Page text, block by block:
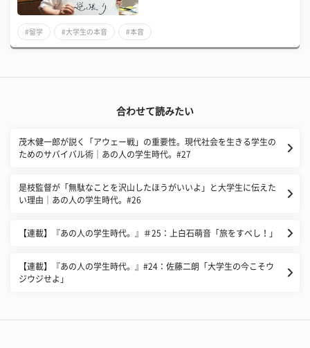
#留学 #大学生の本音 #本音
合わせて読みたい
茂木健一郎が説く「アウェー戦」の重要性。現代社会を生きる学生の
ためのサバイバル術｜あの人の学生時代。#27
是枝監督が「無駄なことを沢山したほうがいいよ」と大学生に伝えた
い理由｜あの人の学生時代。#26
【連載】『あの人の学生時代。』＃25：上白石萌音「旅をすべし！」
【連載】『あの人の学生時代。』#24：佐藤二朗「大学生の今こそウ
ジウジせよ」